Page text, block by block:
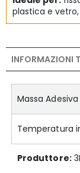
plastica e
INFORMAZIONI
Massa Adesiva
Temperatura
Produttore: